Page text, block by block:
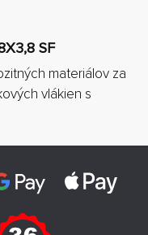
SF
materiálov za
vlákien s